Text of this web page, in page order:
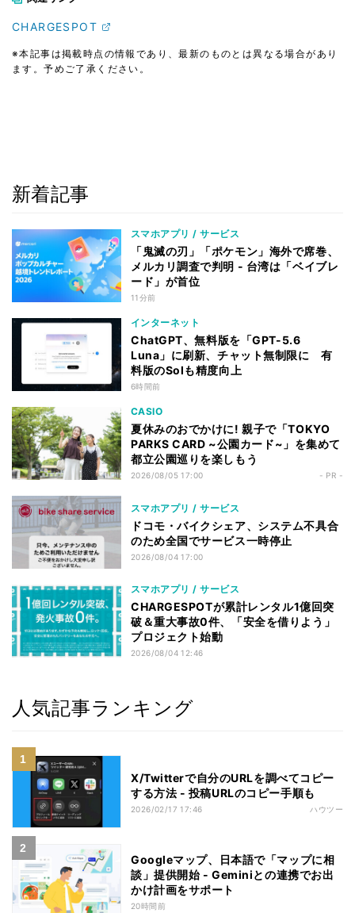
CHARGESPOT
※本記事は掲載時点の情報であり、最新のものとは異なる場合があり
ます。予めご了承ください。
新着記事
スマホアプリ / サービス
「鬼滅の刃」「ポケモン」海外で席巻、
メルカリ調査で判明 - 台湾は「ベイブレ
ード」が首位
11分前
インターネット
ChatGPT、無料版を「GPT-5.6
Luna」に刷新、チャット無制限に 有
料版のSolも精度向上
6時間前
CASIO
夏休みのおでかけに! 親子で「TOKYO
PARKS CARD ~公園カード~」を集めて
都立公園巡りを楽しもう
2026/08/05 17:00 - PR -
スマホアプリ / サービス
ドコモ・バイクシェア、システム不具合
のため全国でサービス一時停止
2026/08/04 17:00
スマホアプリ / サービス
CHARGESPOTが累計レンタル1億回突
破＆重大事故0件、「安全を借りよう」
プロジェクト始動
2026/08/04 12:46
人気記事ランキング
X/Twitterで自分のURLを調べてコピー
する方法 - 投稿URLのコピー手順も
2026/02/17 17:46 ハウツー
Googleマップ、日本語で「マップに相
談」提供開始 - Geminiとの連携でお出
かけ計画をサポート
20時間前